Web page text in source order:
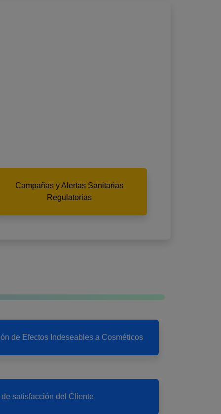
Campañas y Alertas Sanitarias
Regulatorias
de Efectos Indeseables a Cosméticos
satisfacción del Cliente